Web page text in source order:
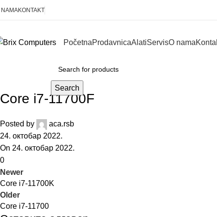
NAMAKONTAKT
PočetnaProdavnicaAlatiServisO nama
Search
Core i7-11700F
Posted by
aca.rsb
24. октобар 2022.
On 24. октобар 2022.
0
Newer
Core i7-11700K
Older
Core i7-11700